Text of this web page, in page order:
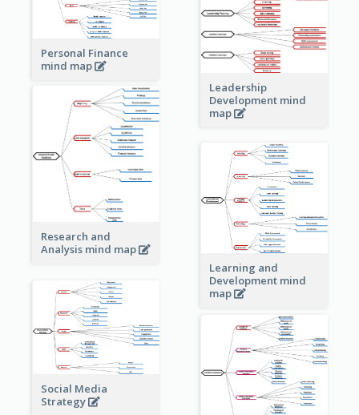
Personal Finance
mind map
Leadership
Development mind
map
Research and
Analysis mind map
Learning and
Development mind
map
Social Media
Strategy